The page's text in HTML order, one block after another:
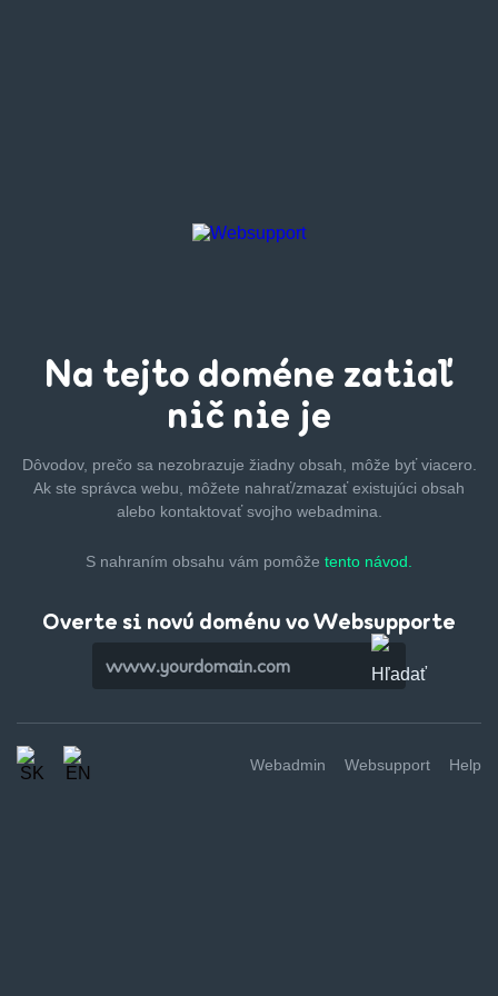
Na tejto doméne zatiaľ
nič nie je
Dôvodov, prečo sa nezobrazuje žiadny obsah, môže byťviacero.
Ak ste správca webu, môžete nahrať/zmazaťexistujúci obsah
alebo kontaktovať svojho webadmina.
S nahraním obsahu vám pomôže tento návod.
Overte si novú doménu vo Websupporte
Webadmin Websupport Help